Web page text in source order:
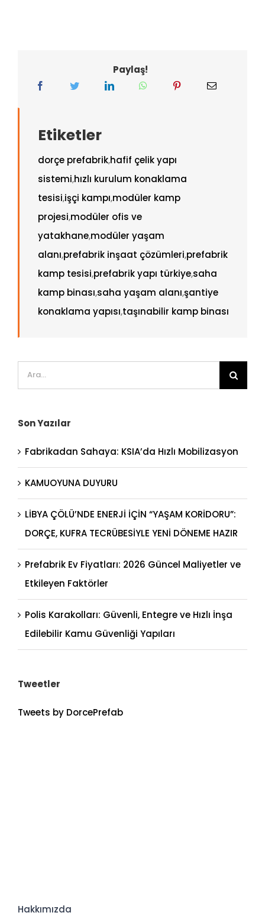
Paylaş!
Etiketler
dorçe prefabrik,hafif çelik yapı
sistemi,hızlı kurulum konaklama
tesisi,işçi kampı,modüler kamp
projesi,modüler ofis ve
yatakhane,modüler yaşam
alanı,prefabrik inşaat çözümleri,prefabrik
kamp tesisi,prefabrik yapı türkiye,saha
kamp binası,saha yaşam alanı,şantiye
konaklama yapısı,taşınabilir kamp binası
Ara:
Son Yazılar
Fabrikadan Sahaya: KSIA’da Hızlı Mobilizasyon
KAMUOYUNA DUYURU
LİBYA ÇÖLÜ’NDE ENERJİ İÇİN “YAŞAM KORİDORU”:
DORÇE, KUFRA TECRÜBESİYLE YENİ DÖNEME HAZIR
Prefabrik Ev Fiyatları: 2026 Güncel Maliyetler ve
Etkileyen Faktörler
Polis Karakolları: Güvenli, Entegre ve Hızlı İnşa
Edilebilir Kamu Güvenliği Yapıları
Tweetler
Tweets by DorcePrefab
Hakkımızda